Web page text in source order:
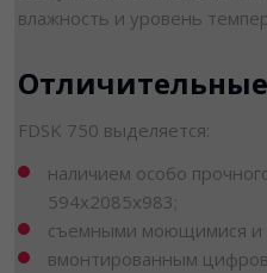
влажность и уровень
FDSK 750 выделяется:
наличием особо
594х2085х983;
съемными моющимися и
вмонтированным